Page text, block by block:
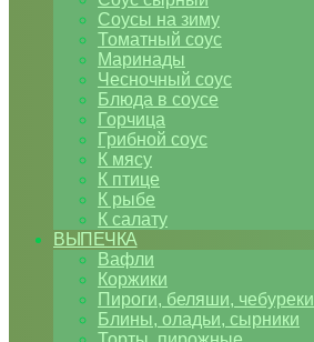
Соусы на зиму
Томатный соус
Маринады
Чесночный соус
Блюда в соусе
Горчица
Грибной соус
К мясу
К птице
К рыбе
К салату
ВЫПЕЧКА
Вафли
Коржики
Пироги, беляши, чебуреки
Блины, оладьи, сырники